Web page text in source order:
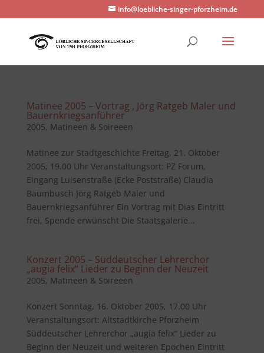
info@loebliche-singer-pforzheim.de
Matinee 2005 – Vortrag , Jörg Ratgeb Maler und
Bauernkriegsanführer
2005, Matineen & Soireeen
Matinee zur Stadtgeschichte Freitag, 21. Oktober
2005, 19.00 Uhr Veranstaltungsort: PZ Forum,
Eingang Luisenstraße (Ecke Poststraße) Claudia
Baumbusch Jörg Ratgeb Maler und
Bauernkriegsanführer Ein Vortrag mit Dias Eintritt
frei, Spende erwünscht Die Staatsgalerie...
Konzert 2005 – Süddeutscher Lehrerchor
„augia felix“ Lieder zu Beginn der Neuzeit
2005, Matineen & Soireeen
Konzert Sonntag, 16. Oktober 2005, 17.00 Uhr
Veranstaltungsort: Altstadtkirche Pforzheim
Süddeutscher Lehrerchor „augia felix“ Lieder zu
Beginn der Neuzeit und weiteren Epochen Eintritt